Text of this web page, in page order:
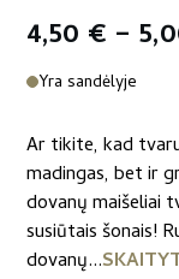
4,50 € –
Yra sandėlyje
Ar tikite, kad
madingas, bet ir
dovanų maišeliai
susiūtais šonais!
dovanų...